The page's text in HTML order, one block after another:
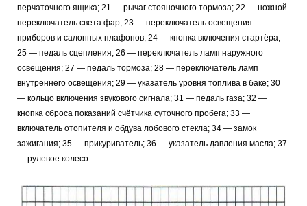
перчаточного ящика; 21 — рычаг стояночного тормоза; 22 — ножной
переключатель света фар; 23 — переключатель освещения
приборов и салонных плафонов; 24 — кнопка включения стартёра;
25 — педаль сцепления; 26 — переключатель ламп наружного
освещения; 27 — педаль тормоза; 28 — переключатель ламп
внутреннего освещения; 29 — указатель уровня топлива в баке; 30
— кольцо включения звукового сигнала; 31 — педаль газа; 32 —
кнопка сброса показаний счётчика суточного пробега; 33 —
включатель отопителя и обдува лобового стекла; 34 — замок
зажигания; 35 — прикуриватель; 36 — указатель давления масла; 37
— рулевое колесо